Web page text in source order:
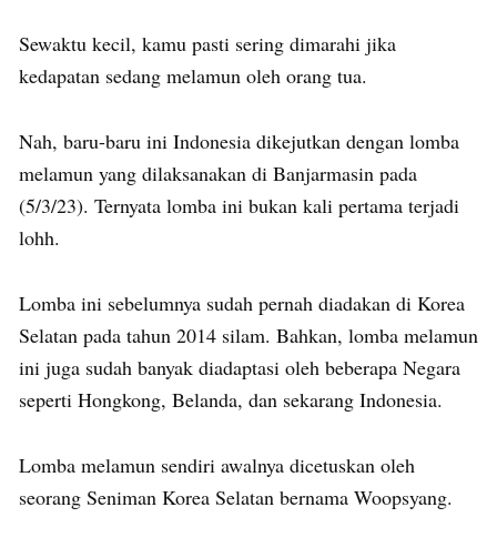
Sewaktu kecil, kamu pasti sering dimarahi jika
kedapatan sedang melamun oleh orang tua.
Nah, baru-baru ini Indonesia dikejutkan dengan lomba
melamun yang dilaksanakan di Banjarmasin pada
(5/3/23). Ternyata lomba ini bukan kali pertama terjadi
lohh.
Lomba ini sebelumnya sudah pernah diadakan di Korea
Selatan pada tahun 2014 silam. Bahkan, lomba melamun
ini juga sudah banyak diadaptasi oleh beberapa Negara
seperti Hongkong, Belanda, dan sekarang Indonesia.
Lomba melamun sendiri awalnya dicetuskan oleh
seorang Seniman Korea Selatan bernama Woopsyang.